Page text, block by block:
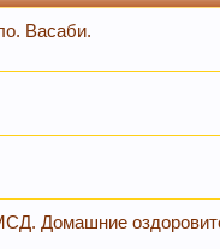
по-теме ПРОШУ
гормон
мужчина напитки
Васаби.
Домашние